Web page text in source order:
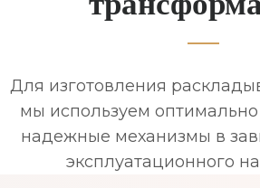
Для изготовления
мы используем
надежные механизмы в
эксплуатационного